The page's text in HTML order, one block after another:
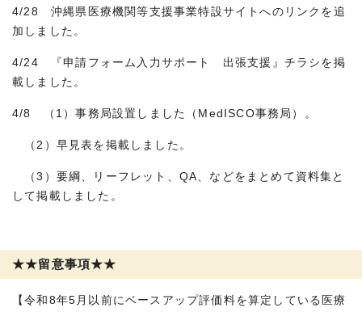
4/28 沖縄県医療機関等支援事業特設サイトへのリンクを追
加しました。
4/24 『申請フォーム入力サポート 出張支援』チラシを掲
載しました。
4/8 （1）事務局設置しました（MedISCO事務局）。
（2）早見表を掲載しました。
（3）要綱、リーフレット、QA、などをまとめて資料集と
して掲載しました。
★★留意事項★★
【令和8年5月以前にベースアップ評価料を算定している医療